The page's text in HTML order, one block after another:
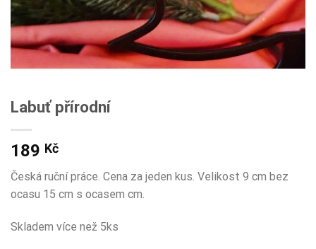
Labuť přírodní
189 Kč
Česká ruční práce. Cena za jeden kus. Velikost 9 cm bez
ocasu 15 cm s ocasem cm.
Skladem více než 5ks